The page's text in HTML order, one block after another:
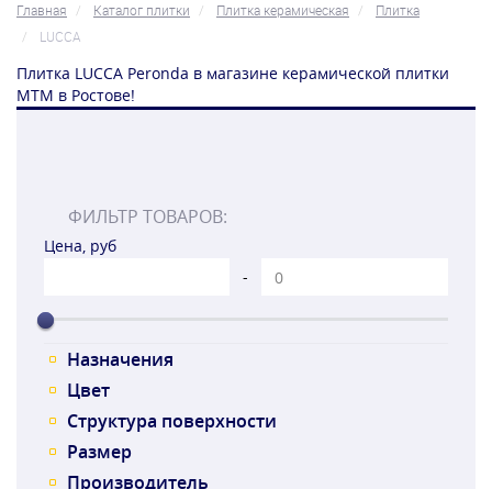
Главная Каталог плитки Плитка керамическая
Плитка
LUCCA
Плитка LUCCA Peronda в магазине керамической плитки
МТМ в Ростове!
ФИЛЬТР ТОВАРОВ:
Цена, руб
-
Назначения
Цвет
Структура поверхности
Размер
Производитель